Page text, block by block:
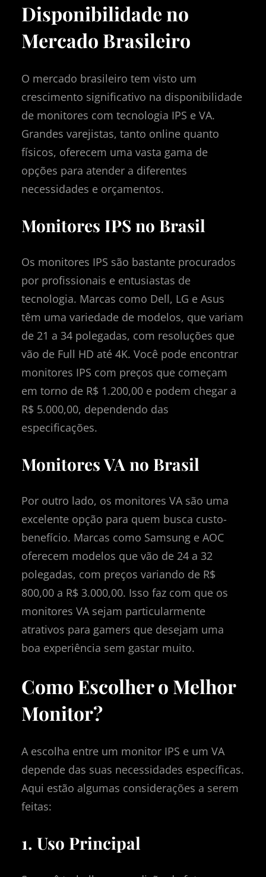
Disponibilidade no
Mercado Brasileiro
O mercado brasileiro tem visto um
crescimento significativo na disponibilidade
de monitores com tecnologia IPS e VA.
Grandes varejistas, tanto online quanto
físicos, oferecem uma vasta gama de
opções para atender a diferentes
necessidades e orçamentos.
Monitores IPS no Brasil
Os monitores IPS são bastante procurados
por profissionais e entusiastas de
tecnologia. Marcas como Dell, LG e Asus
têm uma variedade de modelos, que variam
de 21 a 34 polegadas, com resoluções que
vão de Full HD até 4K. Você pode encontrar
monitores IPS com preços que começam
em torno de R$ 1.200,00 e podem chegar a
R$ 5.000,00, dependendo das
especificações.
Monitores VA no Brasil
Por outro lado, os monitores VA são uma
excelente opção para quem busca custo-
benefício. Marcas como Samsung e AOC
oferecem modelos que vão de 24 a 32
polegadas, com preços variando de R$
800,00 a R$ 3.000,00. Isso faz com que os
monitores VA sejam particularmente
atrativos para gamers que desejam uma
boa experiência sem gastar muito.
Como Escolher o Melhor
Monitor?
A escolha entre um monitor IPS e um VA
depende das suas necessidades específicas.
Aqui estão algumas considerações a serem
feitas:
1. Uso Principal